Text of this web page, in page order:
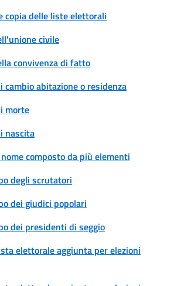
copia delle liste elettorali
civile
convivenza di fatto
cambio abitazione o residenza
morte
nascita
composto da più elementi
degli scrutatori
dei giudici popolari
dei presidenti di seggio
elettorale aggiunta per elezioni